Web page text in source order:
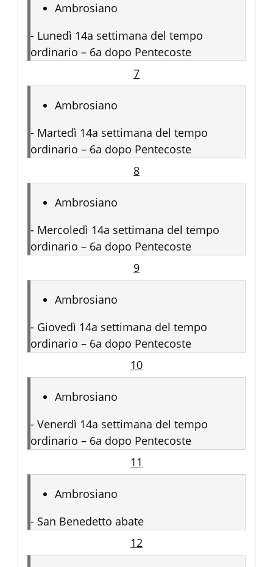
Ambrosiano
- Lunedì 14a settimana del tempo
ordinario – 6a dopo Pentecoste
7
Ambrosiano
- Martedì 14a settimana del tempo
ordinario – 6a dopo Pentecoste
8
Ambrosiano
- Mercoledì 14a settimana del tempo
ordinario – 6a dopo Pentecoste
9
Ambrosiano
- Giovedì 14a settimana del tempo
ordinario – 6a dopo Pentecoste
10
Ambrosiano
- Venerdì 14a settimana del tempo
ordinario – 6a dopo Pentecoste
11
Ambrosiano
- San Benedetto abate
12